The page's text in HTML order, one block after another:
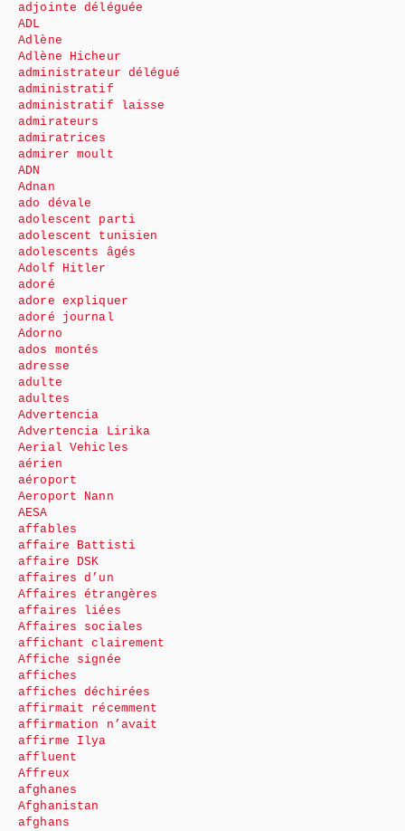
adjointe déléguée
ADL
Adlène
Adlène Hicheur
administrateur délégué
administratif
administratif laisse
admirateurs
admiratrices
admirer moult
ADN
Adnan
ado dévale
adolescent parti
adolescent tunisien
adolescents âgés
Adolf Hitler
adoré
adore expliquer
adoré journal
Adorno
ados montés
adresse
adulte
adultes
Advertencia
Advertencia Lirika
Aerial Vehicles
aérien
aéroport
Aeroport Nann
AESA
affables
affaire Battisti
affaire DSK
affaires d’un
Affaires étrangères
affaires liées
Affaires sociales
affichant clairement
Affiche signée
affiches
affiches déchirées
affirmait récemment
affirmation n’avait
affirme Ilya
affluent
Affreux
afghanes
Afghanistan
afghans